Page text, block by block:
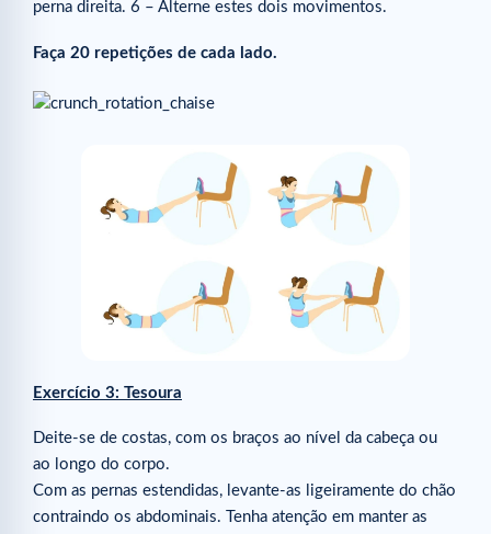
perna direita. 6 – Alterne estes dois movimentos.
Faça 20 repetições de cada lado.
Exercício 3: Tesoura
Deite-se de costas, com os braços ao nível da cabeça ou
ao longo do corpo.
Com as pernas estendidas, levante-as ligeiramente do chão
contraindo os abdominais. Tenha atenção em manter as